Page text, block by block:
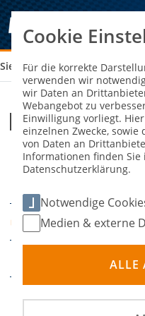
Sie sind hier: DKM -
DKM -
DATUM
ORT
Cookie
Für die korrekte
verwenden wir
wir Daten an
Webangebot zu
Einwilligung vorliegt.
einzelnen Zwecke,
von Daten an
Informationen finden
Datenschutzerklärung.
Notwendige
Medien & externe
ALLE